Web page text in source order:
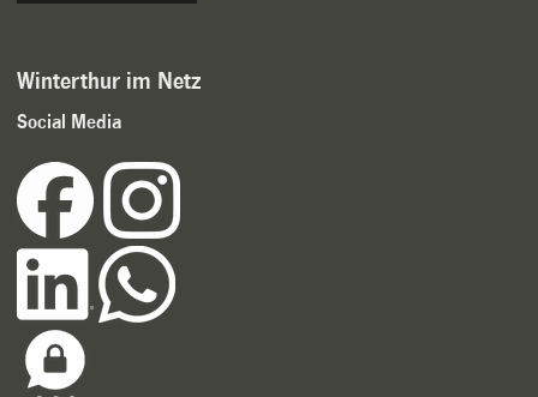
Winterthur im Netz
Social Media